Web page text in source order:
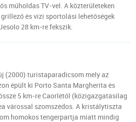
műholdas TV-vel. A közterületeken
és vízi sportolási lehetőségek
28 km-re fekszik.
(2000) turistaparadicsom mely az
épült ki Porto Santa Margherita és
5 km-re Caorlétől (közigazgatásilag
várossal szomszédos. A kristálytiszta
homokos tengerpartja miatt mindig